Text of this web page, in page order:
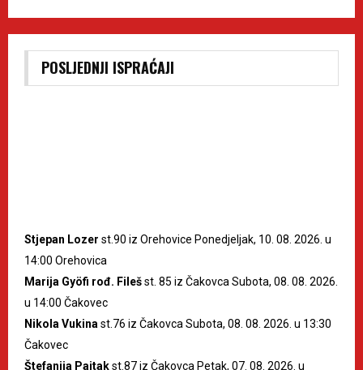
POSLJEDNJI ISPRAĆAJI
Stjepan Lozer st.90 iz Orehovice Ponedjeljak, 10. 08. 2026. u
14:00 Orehovica
Marija Gyöfi rođ. Filešst. 85 iz Čakovca Subota, 08. 08. 2026.
u 14:00 Čakovec
Nikola Vukina st.76 iz Čakovca Subota, 08. 08. 2026. u 13:30
Čakovec
Štefanija Pajtakst.87 iz Čakovca Petak, 07. 08. 2026. u